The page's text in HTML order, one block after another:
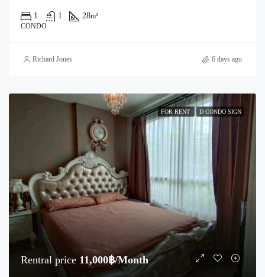
1 1 28m²
CONDO
Richard Jones 6 days ago
FOR RENT D CONDO SIGN
Rentral price 11,000฿/Month